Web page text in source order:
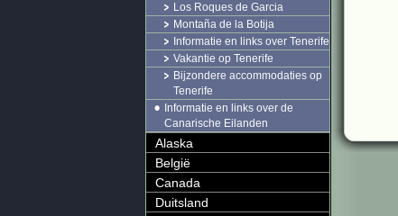
Los Roques de Garcia
Montaña de la Botija
Informatie en links over Tenerife
Vakantie op Tenerife
Bijzondere accommodaties op
Tenerife
Informatie en links over de
Canarische Eilanden
Alaska
België
Canada
Duitsland